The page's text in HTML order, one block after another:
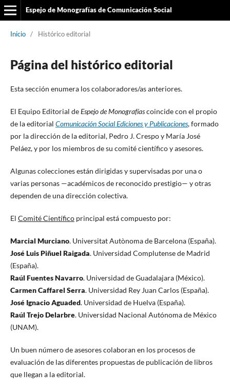
Espejo de Monografías de Comunicación Social
Inicio / Histórico editorial
Página del histórico editorial
Esta sección enumera los colaboradores/as anteriores.
El Equipo Editorial deEspejo de Monografíascoincide con el propio
de la editorial Comunicación Social Ediciones y Publicaciones, formado
por la dirección de la editorial, Pedro J. Crespo y María José
Peláez, y por los miembros de su comité científico y asesores.
Algunas colecciones están dirigidas y supervisadas por una o
varias personas —académicos de reconocido prestigio— y otras
dependen de una dirección colectiva.
El Comité Científicoprincipal está compuesto por:
Marcial Murciano. Universitat Autònoma de Barcelona (España).
José Luis Piñuel Raigada. Universidad Complutense de Madrid
(España).
Raúl Fuentes Navarro. Universidad de Guadalajara (México).
Carmen Caffarel Serra. Universidad Rey Juan Carlos (España).
José Ignacio Aguaded. Universidad de Huelva (España).
Raúl Trejo Delarbre. Universidad Nacional Autónoma de México
(UNAM).
Un buen número de asesores colaboran en los procesos de
evaluación de las diferentes propuestas de publicación de libros
que llegan a la editorial.